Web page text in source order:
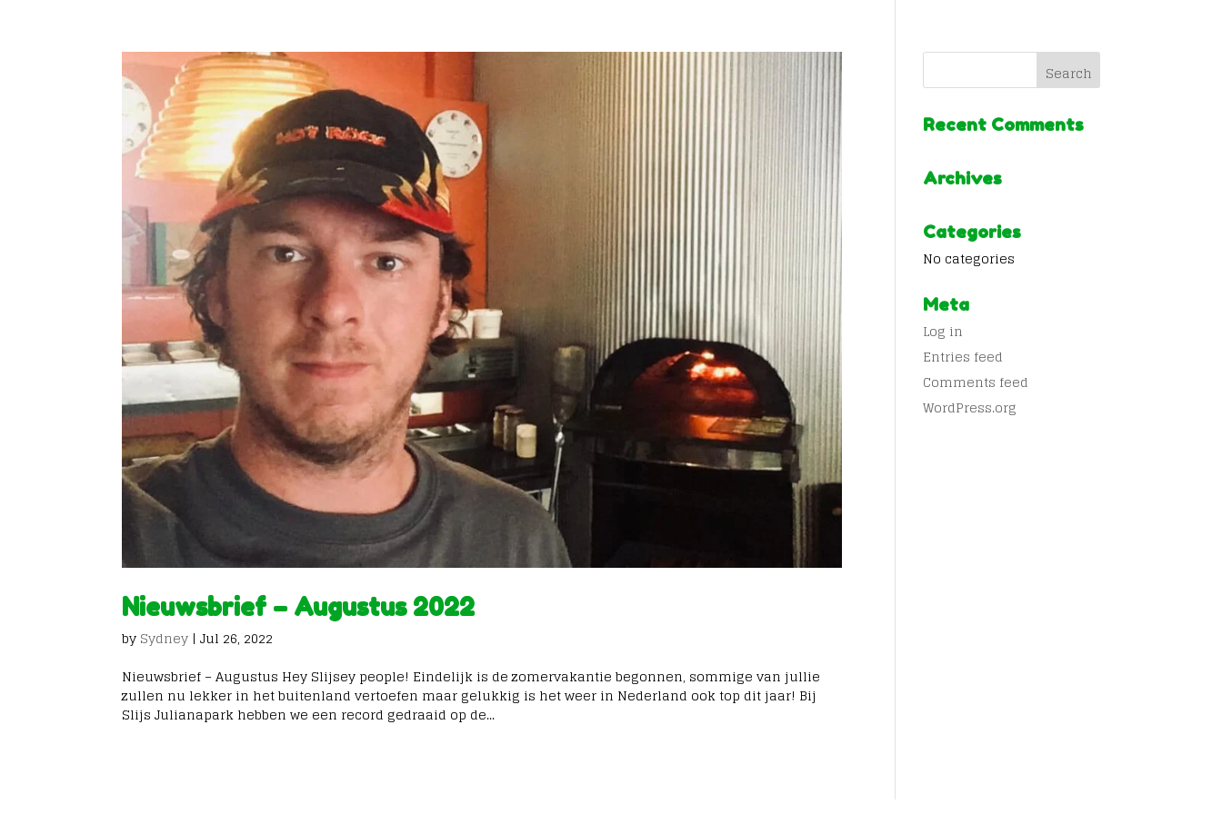
Nieuwsbrief – Augustus 2022
by Sydney |Jul 26, 2022
Nieuwsbrief – Augustus Hey Slijsey people! Eindelijk is de zomervakantie begonnen, sommige van jullie
zullen nu lekker in het buitenland vertoefen maar gelukkig is het weer in Nederland ook top dit jaar! Bij
Slijs Julianapark hebben we een record gedraaid op de...
Recent Comments
Archives
Categories
No categories
Meta
Log in
Entries feed
Comments feed
WordPress.org